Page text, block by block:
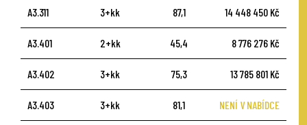
A3.311 3+kk 87,1 14 448 450 Kč
A3.401 2+kk 45,4 8 776 276 Kč
A3.402 3+kk 75,3 13 785 801 Kč
A3.403 3+kk 81,1 NENÍ V NABÍDCE